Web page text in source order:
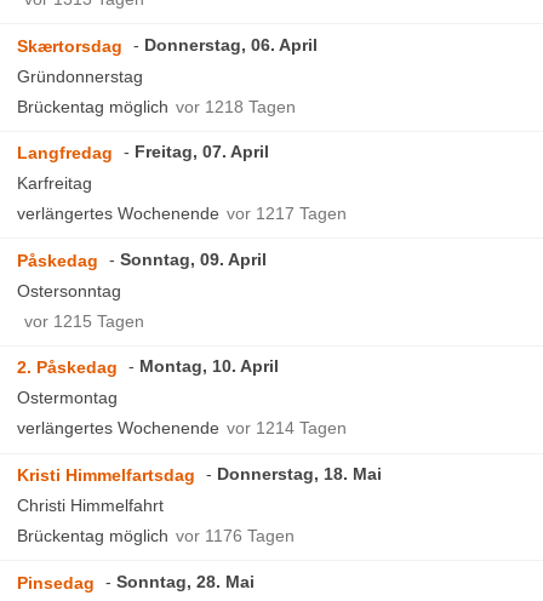
Skærtorsdag
Donnerstag, 06. April
Gründonnerstag
Brückentag möglich vor 1218 Tagen
Langfredag
Freitag, 07. April
Karfreitag
verlängertes Wochenende vor 1217 Tagen
Påskedag
Sonntag, 09. April
Ostersonntag
vor 1215 Tagen
2. Påskedag
Montag, 10. April
Ostermontag
verlängertes Wochenende vor 1214 Tagen
Kristi Himmelfartsdag
Donnerstag, 18. Mai
Christi Himmelfahrt
Brückentag möglich vor 1176 Tagen
Pinsedag
Sonntag, 28. Mai